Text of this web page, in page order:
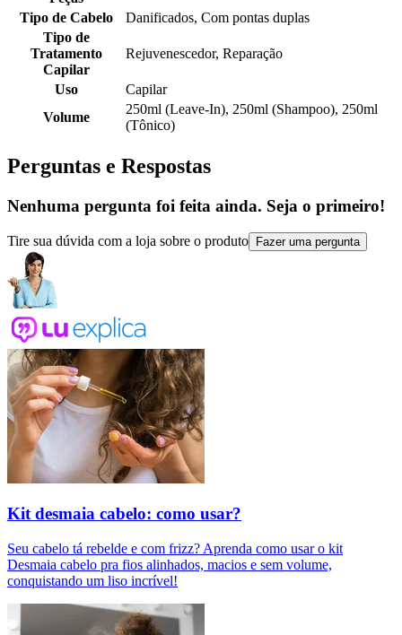
Tipo de Cabelo
Danificados, Com pontas duplas
Tipo de
Tratamento
Capilar
Rejuvenescedor, Reparação
Uso
Capilar
Volume
250ml (Leave-In), 250ml (Shampoo), 250ml
(Tônico)
Perguntas e Respostas
Nenhuma pergunta foi feita ainda. Seja o primeiro!
Tire sua dúvida com a loja sobre o produto Fazer uma pergunta
Kit desmaia cabelo: como usar?
Seu cabelo tá rebelde e com frizz? Aprenda como usar o kit
Desmaia cabelo pra fios alinhados, macios e sem volume,
conquistando um liso incrível!